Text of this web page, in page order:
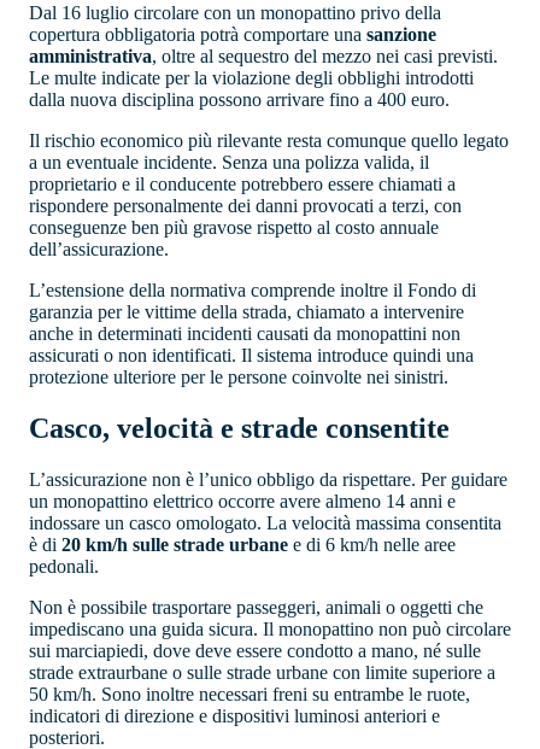
Dal 16 luglio circolare con un monopattino privo della
copertura obbligatoria potrà comportare una sanzione
amministrativa, oltre al sequestro del mezzo nei casi previsti.
Le multe indicate per la violazione degli obblighi introdotti
dalla nuova disciplina possono arrivare fino a 400 euro.
Il rischio economico più rilevante resta comunque quello legato
a un eventuale incidente. Senza una polizza valida, il
proprietario e il conducente potrebbero essere chiamati a
rispondere personalmente dei danni provocati a terzi, con
conseguenze ben più gravose rispetto al costo annuale
dell’assicurazione.
L’estensione della normativa comprende inoltre il Fondo di
garanzia per le vittime della strada, chiamato a intervenire
anche in determinati incidenti causati da monopattini non
assicurati o non identificati. Il sistema introduce quindi una
protezione ulteriore per le persone coinvolte nei sinistri.
Casco, velocità e strade consentite
L’assicurazione non è l’unico obbligo da rispettare. Per guidare
un monopattino elettrico occorre avere almeno 14 anni e
indossare un casco omologato. La velocità massima consentita
è di 20 km/h sulle strade urbane e di 6 km/h nelle aree
pedonali.
Non è possibile trasportare passeggeri, animali o oggetti che
impediscano una guida sicura. Il monopattino non può circolare
sui marciapiedi, dove deve essere condotto a mano, né sulle
strade extraurbane o sulle strade urbane con limite superiore a
50 km/h. Sono inoltre necessari freni su entrambe le ruote,
indicatori di direzione e dispositivi luminosi anteriori e
posteriori.